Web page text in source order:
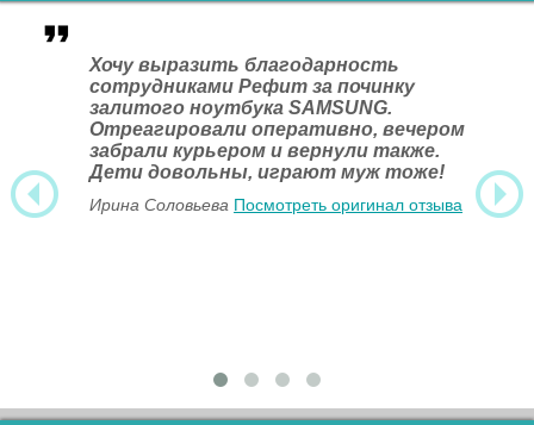
Хочу выразить благодарность
сотрудниками Рефит за починку
залитого ноутбука SAMSUNG.
Отреагировали оперативно, вечером
забрали курьером и вернули также.
Дети довольны, играют муж тоже!
Ирина Соловьева Посмотреть оригинал отзыва